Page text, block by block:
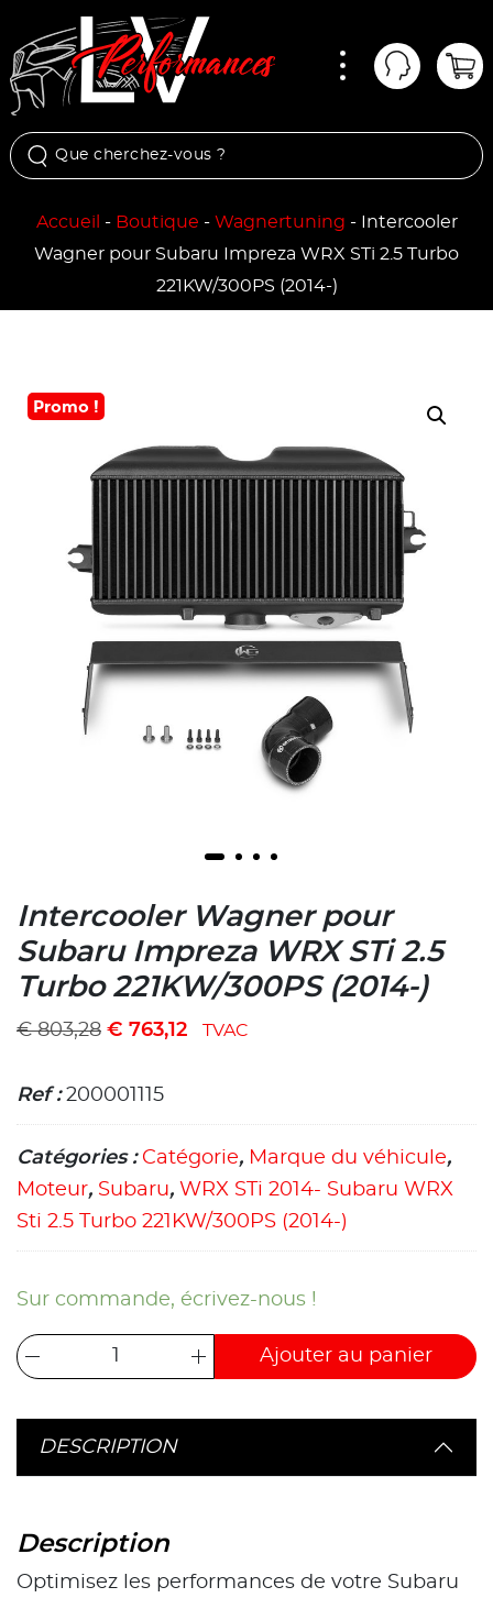
Mon
Accueil - Boutique - Wagnertuning - Intercooler
Wagner pour Subaru Impreza WRX STi 2.5 Turbo
221KW/300PS (2014-)
Promo !
Intercooler Wagner pour
Subaru Impreza WRX STi 2.5
Turbo 221KW/300PS (2014-)
€803,28 € 763,12 TVAC
Ref :200001115
Catégories : Catégorie, Marque du véhicule,
Moteur, Subaru, WRX STi 2014- Subaru WRX
Sti 2.5 Turbo 221KW/300PS (2014-)
Sur commande, écrivez-nous !
Ajouter au panier
DESCRIPTION
Description
Optimisez les performances de votre Subaru